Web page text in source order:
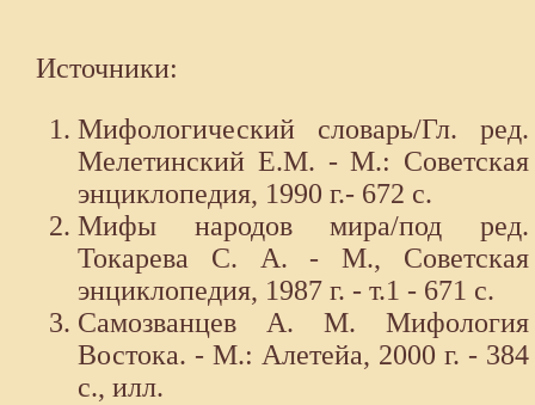
Источники:
Мифологический словарь/Гл. ред.
Мелетинский Е.М. - М.: Советская
энциклопедия, 1990 г.- 672 с.
Мифы народов мира/под ред.
Токарева С. А. - М., Советская
энциклопедия, 1987 г. - т.1 - 671 с.
Самозванцев А. М. Мифология
Востока. - М.: Алетейа, 2000 г. - 384
с., илл.